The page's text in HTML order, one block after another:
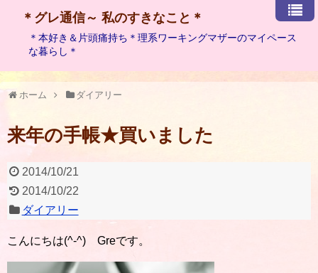
＊グレ通信～ 私のすきなこと＊
＊本好き＆片頭痛持ち＊理系ワーキングマザーのマイペース
な暮らし＊
ホーム ダイアリー
来年の手帳★買いました
2014/10/21
2014/10/22
ダイアリー
こんにちは(^-^) Greです。